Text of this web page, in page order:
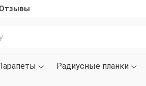
Отзывы
Радиусные планки